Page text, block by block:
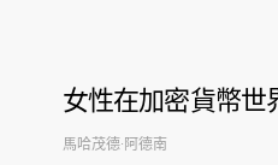
女性在加密貨幣世
馬哈茂德·阿德南